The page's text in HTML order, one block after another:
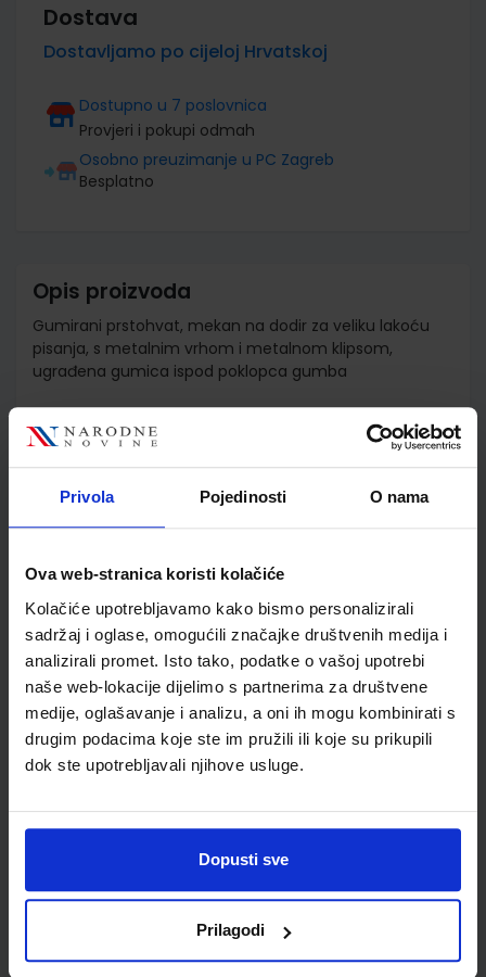
Privola Pojedinosti O nama
Ova web-stranica koristi kolačiće
Kolačiće upotrebljavamo kako bismo personalizirali
sadržaj i oglase, omogućili značajke društvenih medija i
analizirali promet. Isto tako, podatke o vašoj upotrebi
naše web-lokacije dijelimo s partnerima za društvene
medije, oglašavanje i analizu, a oni ih mogu kombinirati s
drugim podacima koje ste im pružili ili koje su prikupili
dok ste upotrebljavali njihove usluge.
Dopusti sve
Prilagodi
Dostava
Dostavljamo po cijeloj Hrvatskoj
Dostupno u 7 poslovnica
Provjeri i pokupi odmah
Osobno preuzimanje u PC Zagreb
Besplatno
Opis proizvoda
Gumirani prstohvat, mekan na dodir za veliku lakoću
pisanja, s metalnim vrhom i metalnom klipsom,
ugrađena gumica ispod poklopca gumba
Detalji proizvoda
Šifra proizvoda
536123
Newsletter prijava
Prijavite se kako bi primali informacije o novim
proizvodima i uslugama, akcijama i drugim